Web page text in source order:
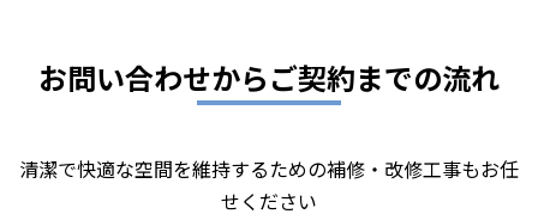
お問い合わせからご契約までの流れ
清潔で快適な空間を維持するための補修・改修工事もお任
せください